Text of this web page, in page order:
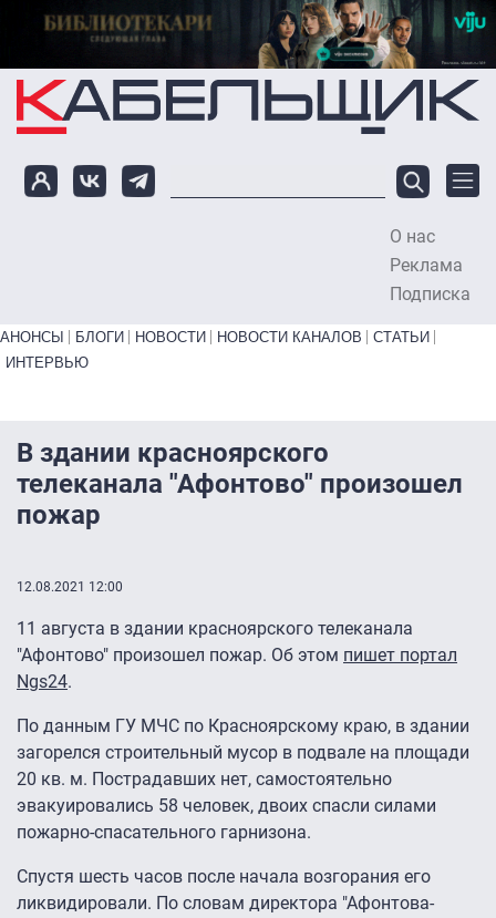
Перейти к основному содержанию
О нас
Реклама
Подписка
Primary links bottom
АНОНСЫ БЛОГИ НОВОСТИ НОВОСТИ КАНАЛОВ
СТАТЬИ
ИНТЕРВЬЮ
В здании красноярского
телеканала "Афонтово" произошел
пожар
12.08.2021 12:00
11 августа в здании красноярского телеканала
"Афонтово" произошел пожар. Об этом пишет портал
Ngs24.
По данным ГУ МЧС по Красноярскому краю, в здании
загорелся строительный мусор в подвале на площади
20 кв. м. Пострадавших нет, самостоятельно
эвакуировались 58 человек, двоих спасли силами
пожарно-спасательного гарнизона.
Спустя шесть часов после начала возгорания его
ликвидировали. По словам директора "Афонтова-